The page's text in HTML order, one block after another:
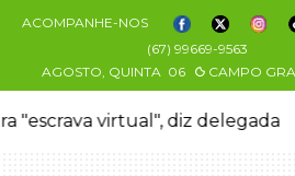
ACOMPANHE-NOS
(67) 99669-9563
AGOSTO, QUINTA 06 CAMPO
"escrava virtual", diz delegada